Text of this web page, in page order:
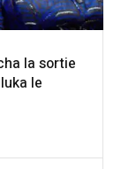
la sortie
le